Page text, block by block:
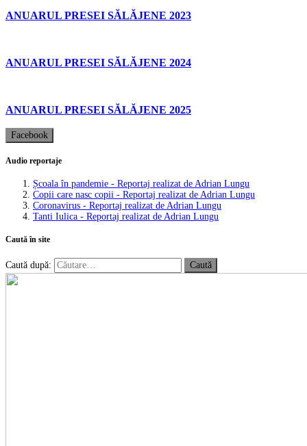
ANUARUL PRESEI SĂLĂJENE 2023
ANUARUL PRESEI SĂLĂJENE 2024
ANUARUL PRESEI SĂLĂJENE 2025
Facebook
Audio reportaje
Școala în pandemie - Reportaj realizat de Adrian Lungu
Copii care nasc copii - Reportaj realizat de Adrian Lungu
Coronavirus - Reportaj realizat de Adrian Lungu
Tanti Iulica - Reportaj realizat de Adrian Lungu
Caută în site
Caută după: